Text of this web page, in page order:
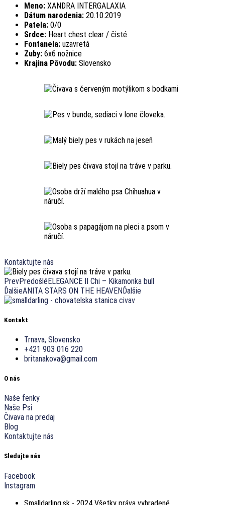
Meno: XANDRA INTERGALAXIA
Dátum narodenia: 20.10.2019
Patela: 0/0
Srdce: Heart chest clear / čisté
Fontanela: uzavretá
Zuby: 6x6 nožnice
Krajina Pôvodu: Slovensko
Kontaktujte nás
PrevPredošléELEGANCE II Chi – Kikamonka bull
ĎalšieANITA STARS ON THE HEAVENĎalšie
Kontakt
Trnava, Slovensko
+421 903 016 220
britanakova@gmail.com
O nás
Naše fenky
Naše Psi
Čivava na predaj
Blog
Kontaktujte nás
Sledujte nás
Facebook
Instagram
Smalldarling.sk - 2024 Všetky práva vyhradené.